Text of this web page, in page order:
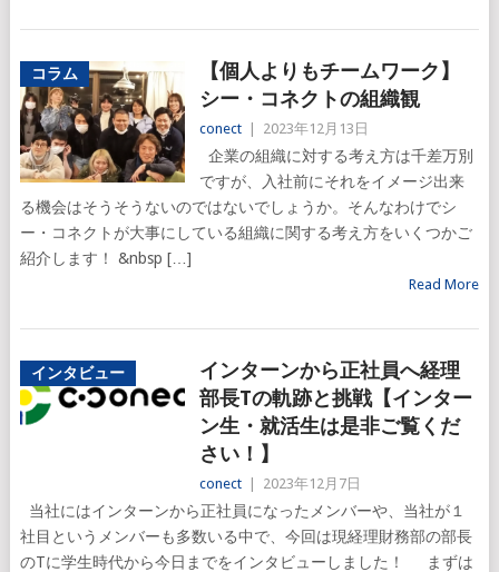
コラム
【個人よりもチームワーク】
シー・コネクトの組織観
conect 2023年12月13日
企業の組織に対する考え方は千差万別
ですが、入社前にそれをイメージ出来
る機会はそうそうないのではないでしょうか。そんなわけでシ
ー・コネクトが大事にしている組織に関する考え方をいくつかご
紹介します！ &nbsp […]
Read More
インタビュー
インターンから正社員へ経理
部長Tの軌跡と挑戦【インター
ン生・就活生は是非ご覧くだ
さい！】
conect 2023年12月7日
当社にはインターンから正社員になったメンバーや、当社が１
社目というメンバーも多数いる中で、今回は現経理財務部の部長
のTに学生時代から今日までをインタビューしました！ まずは